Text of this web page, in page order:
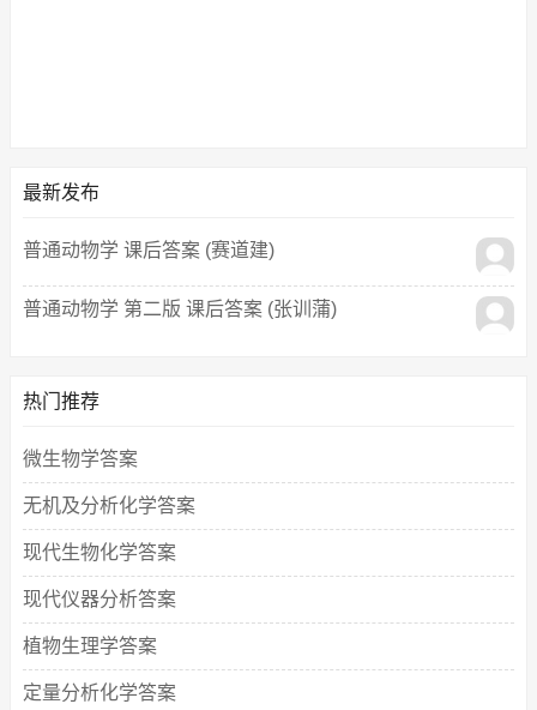
最新发布
普通动物学 课后答案 (赛道建)
普通动物学 第二版 课后答案 (张训蒲)
热门推荐
微生物学答案
无机及分析化学答案
现代生物化学答案
现代仪器分析答案
植物生理学答案
定量分析化学答案